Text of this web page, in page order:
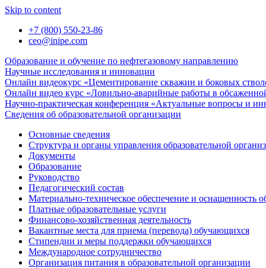
Skip to content
+7 (800) 550-23-86
ceo@inipe.com
Образование и обучение по нефтегазовому направлению
Научные исследования и инновации
Онлайн видеокурс «Цементирование скважин и боковых
Онлайн видео курс «Ловильно-аварийные работы в
Научно-практическая конференция «Актуальные вопросы и
Сведения об образовательной организации
Основные сведения
Структура и органы управления образовательной
Документы
Образование
Руководство
Педагогический состав
Материально-техническое обеспечение и оснащенность
Платные образовательные услуги
Финансово-хозяйственная деятельность
Вакантные места для приема (перевода) обучающихся
Стипендии и меры поддержки обучающихся
Международное сотрудничество
Организация питания в образовательной организации